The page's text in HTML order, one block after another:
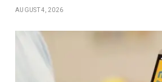
AUGUST 4, 2026